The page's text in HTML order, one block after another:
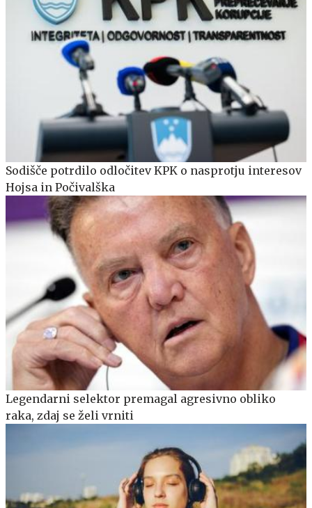
Sodišče potrdilo odločitev KPK o nasprotju interesov
Hojsa in Počivalška
Legendarni selektor premagal agresivno obliko
raka, zdaj se želi vrniti